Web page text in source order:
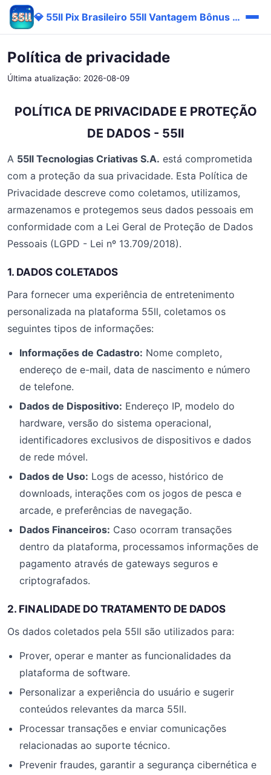
💎 55ll Pix Brasileiro 55ll Vantagem Bônus Entrar
Política de privacidade
Última atualização: 2026-08-09
POLÍTICA DE PRIVACIDADE E PROTEÇÃO
DE DADOS - 55ll
A 55ll Tecnologias Criativas S.A. está comprometida
com a proteção da sua privacidade. Esta Política de
Privacidade descreve como coletamos, utilizamos,
armazenamos e protegemos seus dados pessoais em
conformidade com a Lei Geral de Proteção de Dados
Pessoais (LGPD - Lei nº 13.709/2018).
1. DADOS COLETADOS
Para fornecer uma experiência de entretenimento
personalizada na plataforma 55ll, coletamos os
seguintes tipos de informações:
Informações de Cadastro: Nome completo,
endereço de e-mail, data de nascimento e número
de telefone.
Dados de Dispositivo: Endereço IP, modelo do
hardware, versão do sistema operacional,
identificadores exclusivos de dispositivos e dados
de rede móvel.
Dados de Uso: Logs de acesso, histórico de
downloads, interações com os jogos de pesca e
arcade, e preferências de navegação.
Dados Financeiros: Caso ocorram transações
dentro da plataforma, processamos informações de
pagamento através de gateways seguros e
criptografados.
2. FINALIDADE DO TRATAMENTO DE DADOS
Os dados coletados pela 55ll são utilizados para:
Prover, operar e manter as funcionalidades da
plataforma de software.
Personalizar a experiência do usuário e sugerir
conteúdos relevantes da marca 55ll.
Processar transações e enviar comunicações
relacionadas ao suporte técnico.
Prevenir fraudes, garantir a segurança cibernética e